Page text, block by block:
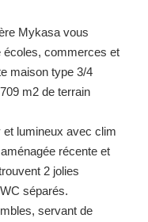
Mykasa vous
écoles, commerces et
maison type 3/4
m2 de terrain
lumineux avec clim
récente et
2 jolies
séparés.
servant de